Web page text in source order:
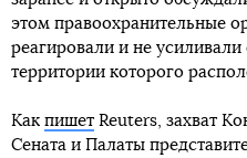
этом правоохранительные
реагировали и не
территории которого
Как пишет Reuters, захват
Сената и Палаты